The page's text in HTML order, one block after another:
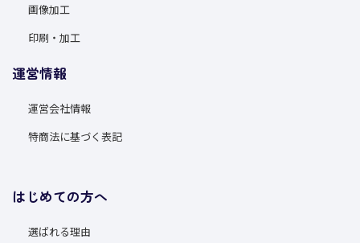
画像加工
印刷・加工
運営情報
運営会社情報
特商法に基づく表記
はじめての方へ
選ばれる理由